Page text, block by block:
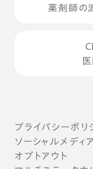
薬剤師の
プライバシーポリ
ソーシャルメディ
オプトアウト